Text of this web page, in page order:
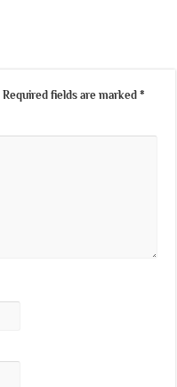
Required fields are marked*